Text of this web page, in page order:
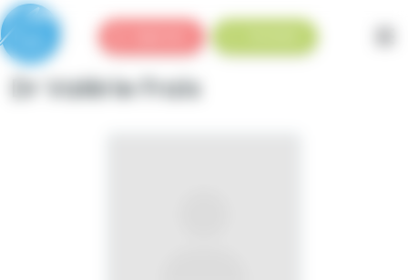
Dr Valérie Fraix
Panneau de gestion des cookies